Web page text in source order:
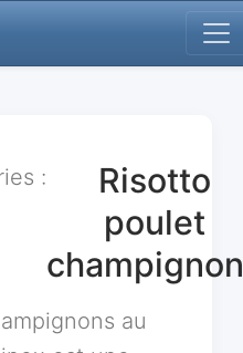
:
Risotto
poulet
au